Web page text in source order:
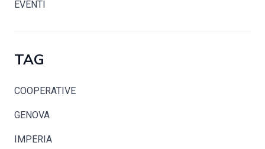
EVENTI
TAG
COOPERATIVE
GENOVA
IMPERIA